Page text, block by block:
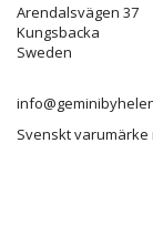
Arendalsvägen 37
Kungsbacka
Sweden
Svenskt varumärke